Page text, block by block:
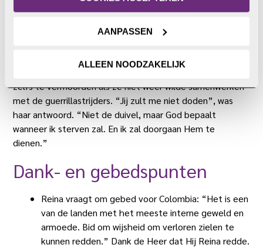
AANPASSEN
ALLEEN NOODZAKELIJK
Als predikant heeft Reina vaak te maken met vervolging.
horen wat ze predikt. Zij eisen dat ze stopt met het
zelfs te vermoorden als ze niet weer wilde samenwerken
met de guerrillastrijders. “Jij zult me niet doden”, was
haar antwoord. “Niet de duivel, maar God bepaalt
wanneer ik sterven zal. En ik zal doorgaan Hem te
dienen.”
Dank- en gebedspunten
Reina vraagt om gebed voor Colombia: “Het is een
van de landen met het meeste interne geweld en
armoede. Bid om wijsheid om verloren zielen te
kunnen redden.” Dank de Heer dat Hij Reina redde.